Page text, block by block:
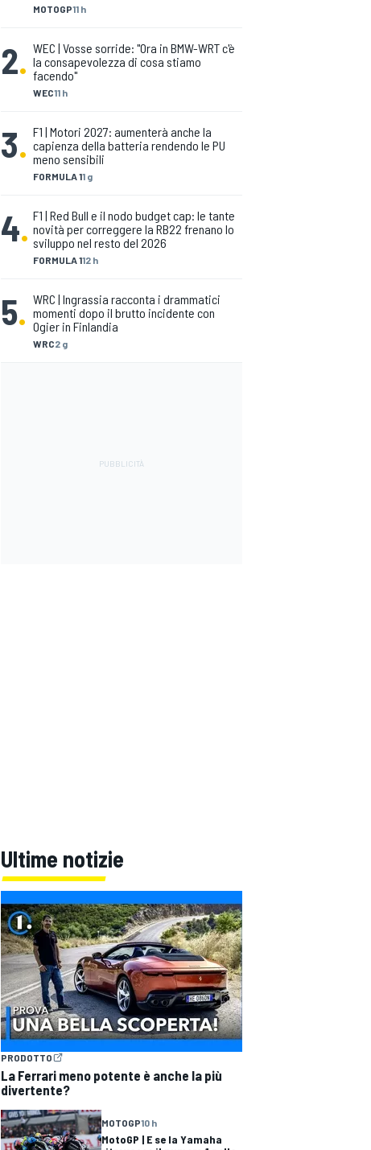
MOTOGP11 h
2.
WEC11 h
WEC | Vosse sorride: "Ora in BMW-WRT c'è
la consapevolezza di cosa stiamo
facendo"
3.
FORMULA 11 g
F1 | Motori 2027: aumenterà anche la
capienza della batteria rendendo le PU
meno sensibili
4.
FORMULA 112 h
F1 | Red Bull e il nodo budget cap: le tante
novità per correggere la RB22 frenano lo
sviluppo nel resto del 2026
5.
WRC2 g
WRC | Ingrassia racconta i drammatici
momenti dopo il brutto incidente con
Ogier in Finlandia
Ultime notizie
PRODOTTO
La Ferrari meno potente è anche la più
divertente?
MOTOGP10 h
MotoGP | E se la Yamaha